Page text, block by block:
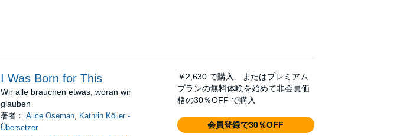
I Was Born for This
Wir alle brauchen etwas, woran wir
glauben
著者：Alice Oseman Kathrin Köller -
Übersetzer
￥2,630 で購入、またはプレミアム
プランの無料体験を始めて非会員価
格の30％OFF で購入
会員登録で30％OFF